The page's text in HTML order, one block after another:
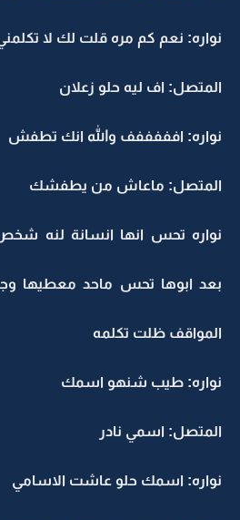
نواره: نعم كم مره قلت لك لا
المتصل: اف ليه حلو زعلان
نواره: افففففف والله انك تطفش
المتصل: ماعاش من يطفشك
نواره تحس انها انسانة لنه
بعد ابوها تحس ماحد معطيها
المواقف ظلت تكلمه
نواره: طيب شنهو اسمك
المتصل: اسمي نادر
نواره: اسمك حلو عاشت الاسامي